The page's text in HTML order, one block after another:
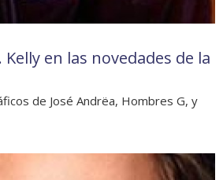
Kelly en las novedades de la
de José Andrëa, Hombres G, y